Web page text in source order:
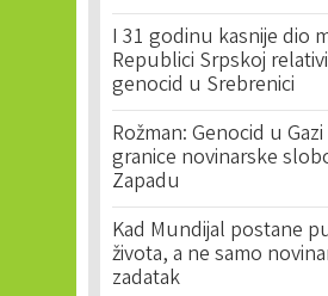
I 31 godinu kasnije dio
Republici Srpskoj
genocid u Srebrenici
Rožman: Genocid u
granice novinarske
Zapadu
Kad Mundijal postane
života, a ne samo
zadatak